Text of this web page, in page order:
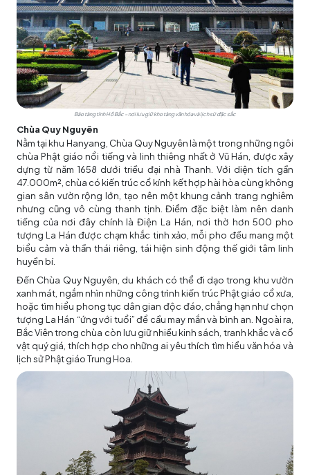
Bảo tàng tỉnh Hồ Bắc – nơi lưu giữ kho tàng văn hóa và lịch sử đặc sắc
Chùa Quy Nguyên
Nằm tại khu Hanyang, Chùa Quy Nguyên là một trong những ngôi
chùa Phật giáo nổi tiếng và linh thiêng nhất ở Vũ Hán, được xây
dựng từ năm 1658 dưới triều đại nhà Thanh. Với diện tích gần
47.000m², chùa có kiến trúc cổ kính kết hợp hài hòa cùng không
gian sân vườn rộng lớn, tạo nên một khung cảnh trang nghiêm
nhưng cũng vô cùng thanh tịnh. Điểm đặc biệt làm nên danh
tiếng của nơi đây chính là Điện La Hán, nơi thờ hơn 500 pho
tượng La Hán được chạm khắc tinh xảo, mỗi pho đều mang một
biểu cảm và thần thái riêng, tái hiện sinh động thế giới tâm linh
huyền bí.
Đến Chùa Quy Nguyên, du khách có thể đi dạo trong khu vườn
xanh mát, ngắm nhìn những công trình kiến trúc Phật giáo cổ xưa,
hoặc tìm hiểu phong tục dân gian độc đáo, chẳng hạn như chọn
tượng La Hán “ứng với tuổi” để cầu may mắn và bình an. Ngoài ra,
Bắc Viên trong chùa còn lưu giữ nhiều kinh sách, tranh khắc và cổ
vật quý giá, thích hợp cho những ai yêu thích tìm hiểu văn hóa và
lịch sử Phật giáo Trung Hoa.